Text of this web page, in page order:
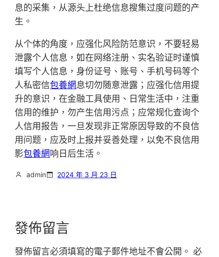
息的采集，从源头上杜绝信息搜集过度问题的产
生。
从个体的角度，应强化风险防范意识，不要轻易
泄露个人信息，如在网络注册、实名验证时谨慎
填写个人信息，身份证号、账号、手机号码等个
人私密信包養網息切勿随意泄露；应强化信用提
升的意识，在金融工具使用、日常生活中，注重
信用的维护，勿产生信用污点；应常规化查询个
人信用报告，一旦发现非正常原因导致的不良信
用问题，应及时上报并妥善处理，以免不良信用
影包養網响日后生活。
admin 2024 年 3 月 23 日
發佈留言
發佈留言必須填寫的電子郵件地址不會公開。 必